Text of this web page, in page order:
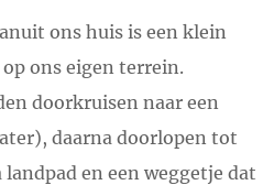
ons huis is een klein
ons eigen terrein.
doorkruisen naar een
daarna doorlopen tot
en een weggetje dat